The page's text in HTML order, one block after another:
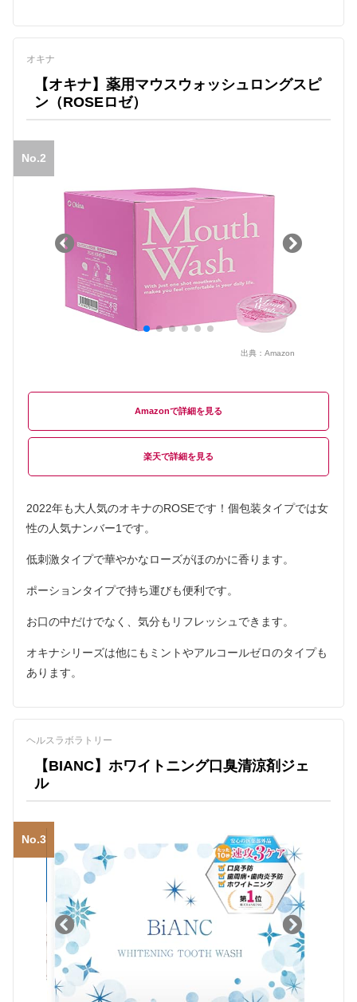
オキナ
【オキナ】薬用マウスウォッシュロングスピ
ン（ROSEロゼ）
No.2
出典： Amazon
Amazon
楽天
2022年も大人気のオキナのROSEです！個包装タイプでは女
性の人気ナンバー1です。
低刺激タイプで華やかなローズがほのかに香ります。
ポーションタイプで持ち運びも便利です。
お口の中だけでなく、気分もリフレッシュできます。
オキナシリーズは他にもミントやアルコールゼロのタイプも
あります。
ヘルスラボラトリー
【BIANC】ホワイトニング口臭清涼剤ジェ
ル
No.3